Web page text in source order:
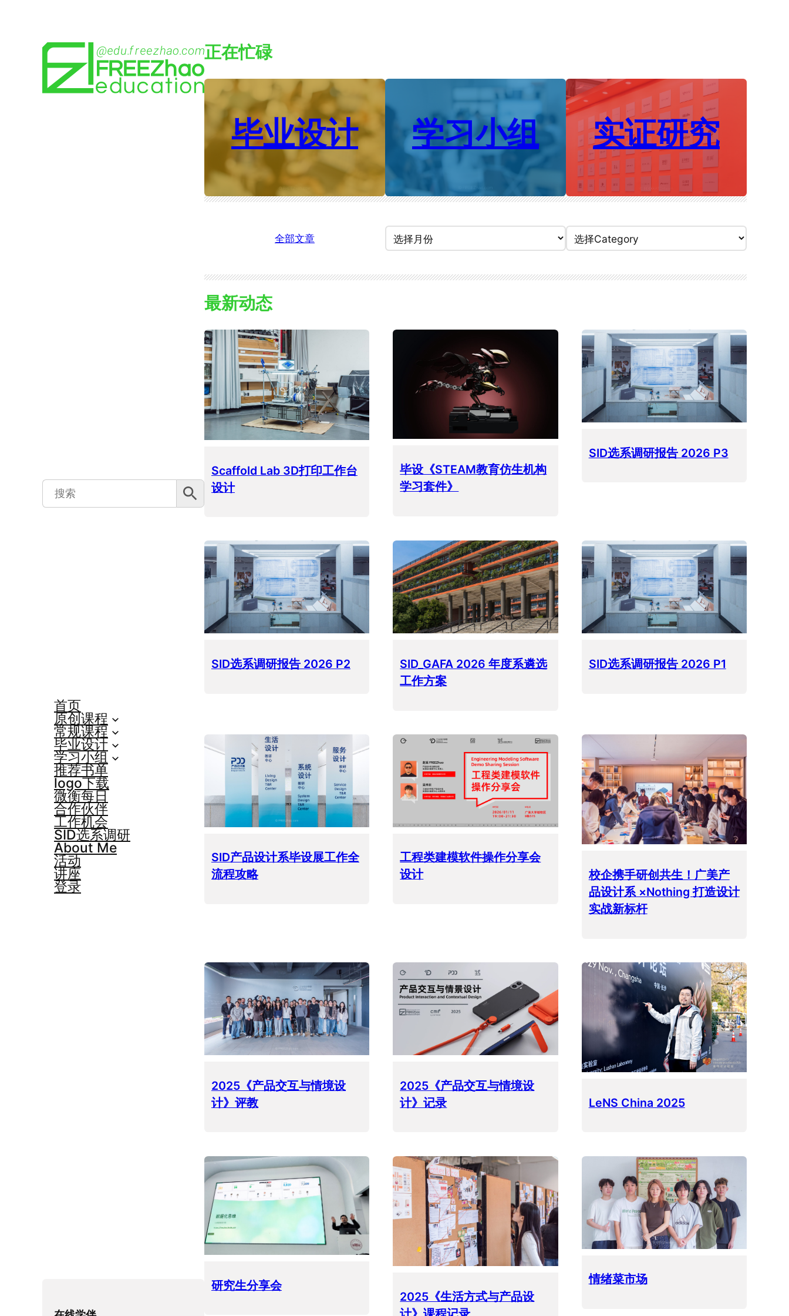
Search
for:
搜索按钮
首页
原创课程
常规课程
毕业设计
学习小组
推荐书单
logo下载
微衡每日
合作伙伴
工作机会
SID选系调研
About Me
活动
讲座
登录
正在忙碌
毕业设计 学习小组 实证研究
全部文章
归
档
Categories
最新动态
Scaffold Lab 3D打印工作台
设计
毕设《STEAM教育仿生机构
学习套件》
SID选系调研报告 2026 P3
SID选系调研报告 2026 P2
SID_GAFA 2026 年度系遴选
工作方案
SID选系调研报告 2026 P1
SID产品设计系毕设展工作全
流程攻略
工程类建模软件操作分享会
设计
校企携手研创共生！广美产
品设计系 ×Nothing 打造设计
实战新标杆
2025《产品交互与情境设
计》评教
2025《产品交互与情境设
计》记录
LeNS China 2025
研究生分享会
2025《生活方式与产品设
情绪菜市场